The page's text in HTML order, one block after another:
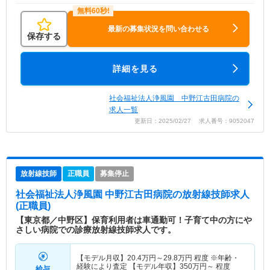
保存する
最新の募集状況を問い合わせる
詳細を見る
社会福祉法人浄風園 中野江古田病院の
求人一覧
更新日：2025/02/27 求人番号：9052047
放射線技師 正職員 募集停止
社会福祉法人浄風園 中野江古田病院の放射線技師求人
(正職員)
【東京都／中野区】保育利用者は車通勤可！子育て中の方にや
さしい病院での診療放射線技師求人です。
【モデル月収】 20.4万円～29.8万円 程度 ※年齢・
経験により査定 【モデル年収】 350万円～ 程度